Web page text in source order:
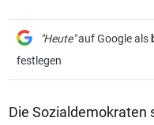
"Heute"auf Google als
festlegen
Die Sozialdemokraten